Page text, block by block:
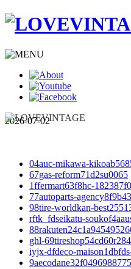
2026-07-02
04auc-mikawa-
67gas-reform71d2su0065
1ffermart63f8hc-
77autoparts-
98tire-worldkan-
rftk_fdseikatu-
ghl-
iyjx-dfdeco-